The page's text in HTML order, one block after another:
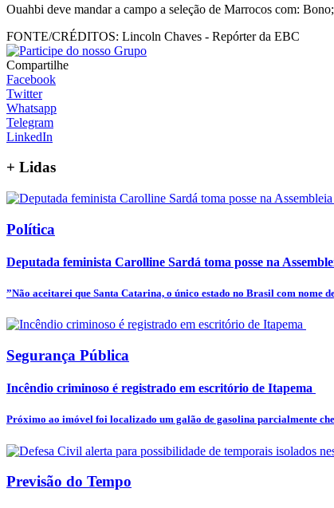
Ouahbi deve mandar a campo a seleção de Marrocos com:
FONTE/CRÉDITOS: Lincoln Chaves - Repórter da EBC
Compartilhe
Facebook
Twitter
Whatsapp
Telegram
LinkedIn
+ Lidas
Política
Deputada feminista Carolline Sardá toma posse na
”Não aceitarei que Santa Catarina, o único estado no Brasil com nome
Segurança Pública
Incêndio criminoso é registrado em escritório de Itapema
Próximo ao imóvel foi localizado um galão de gasolina parcialmente
Previsão do Tempo